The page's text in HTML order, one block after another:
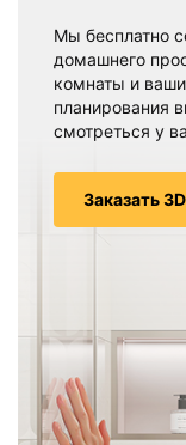
Мы бесплатно
домашнего
комнаты и
планирования
смотреться у
Заказать